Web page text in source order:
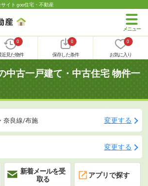
イト goo住宅・不動産
0
近見た物件
0
保存した条件
0
お気に入り
中古一戸建て・中古住宅 物件一
奈良線/布施 変更する
変更する
新着メールを受
取る
アプリで探す